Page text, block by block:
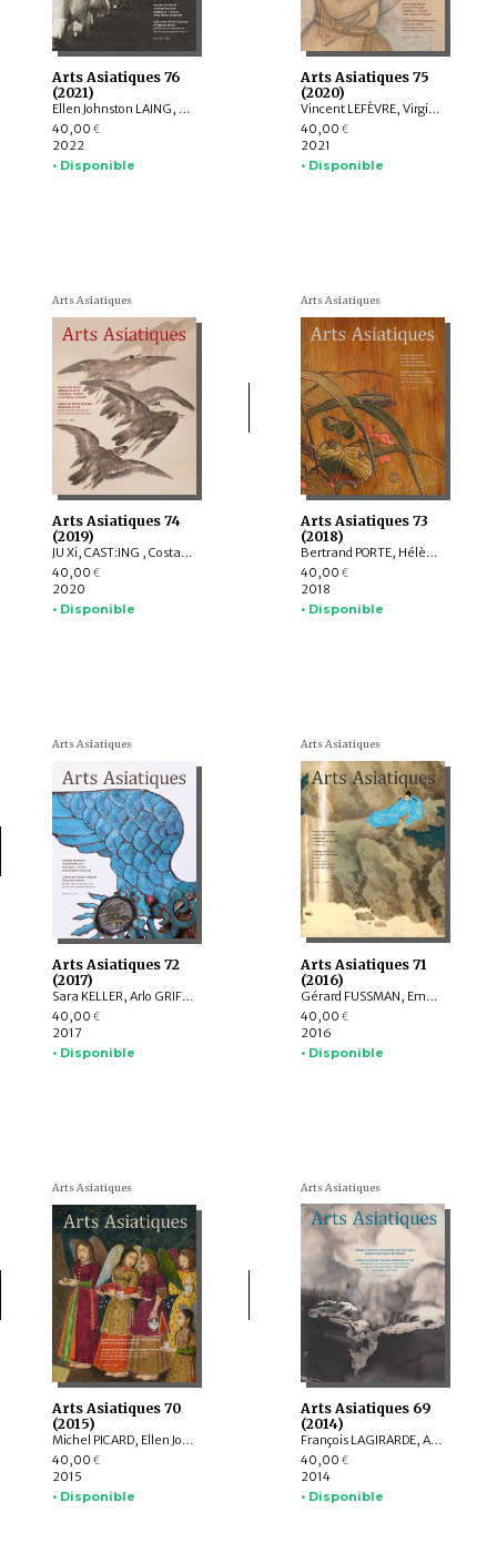
Arts Asiatiques 76
(2021)
Ellen Johnston LAING, Nicolas REVIRE, Nachiket CHANCHANI, Rajat SANYAL, Manuela MOSCATIELLO, Rolf GIEBEL, David C. ANDOLFATTO, Jessie PONS
40,00 €
2022
• Disponible
Arts Asiatiques 75
(2020)
Vincent LEFÈVRE, Virginie OLIVIER, Rolf Heinrich KOCH, Louise ROCHE, LIU Shi-yee , Lucie CHOPARD, Claire DÉLÉRY, Roberto GARDELLIN, Coline LEFRANCQ
40,00 €
2021
• Disponible
Arts Asiatiques
Arts Asiatiques 74
(2019)
JU Xi, CAST:ING , Costantino MORETTI, Delphine MULARD, YUET Heng Wong
40,00 €
2020
• Disponible
Arts Asiatiques
Arts Asiatiques 73
(2018)
Bertrand PORTE, Hélène NJOTO, Pierre SIMEON, Sylvain ROY, Eiren SHEA, Anita Xiaoming WANG, Léa SAINT-RAYMOND, Johan LEVILLAIN, Soyeon KIM, Lucie LABBE
40,00 €
2018
• Disponible
Arts Asiatiques
Arts Asiatiques 72
(2017)
Sara KELLER, Arlo GRIFFITHS, Marine SCHOETTEL, Margaux TRAN QUYET CHINH, Cristophe MUNIER-GAILLARD, Joseph SCHEIER-DOLBERG, Michele MATTEINI, Ellen Johnston LAING, Adalbert J. GAIL, Leqi YU , Anne FORT
40,00 €
2017
• Disponible
Arts Asiatiques
Arts Asiatiques 71
(2016)
Gérard FUSSMAN, Emmanuel FRANCIS-GONZE, Peter STEWART, Selvam THOREZ, Hedwige MULTZER O’NAGHTEN, Pauline SEBILLAUD, LIU Xiaoxi, Ariane PERRIN, Bertrand PORTE, Nicolas REVIRE, Mael BELLEC
40,00 €
2016
• Disponible
Arts Asiatiques
Arts Asiatiques 70
(2015)
Michel PICARD, Ellen Johnston LAING, Natalia POLOS’MAK, Fiona KIDD, Elizabeth BAKER BRITE, Lukas NICKEL, Arnaud BERTRAND, Valérie ZALESKI
40,00 €
2015
• Disponible
Arts Asiatiques
Arts Asiatiques 69
(2014)
François LAGIRARDE, Arlo GRIFFITHS, Hedwige MULTZER O’NAGHTEN, Nachiket CHANCHANI, Alice BIANCHI, Pierre CAMBON, Dominique SOUTIF, Julia ESTEVE, Anne-Valérie SCHWEYER, Brice VINCENT, Pauline LUNSINGH SCHEURLEER
40,00 €
2014
• Disponible